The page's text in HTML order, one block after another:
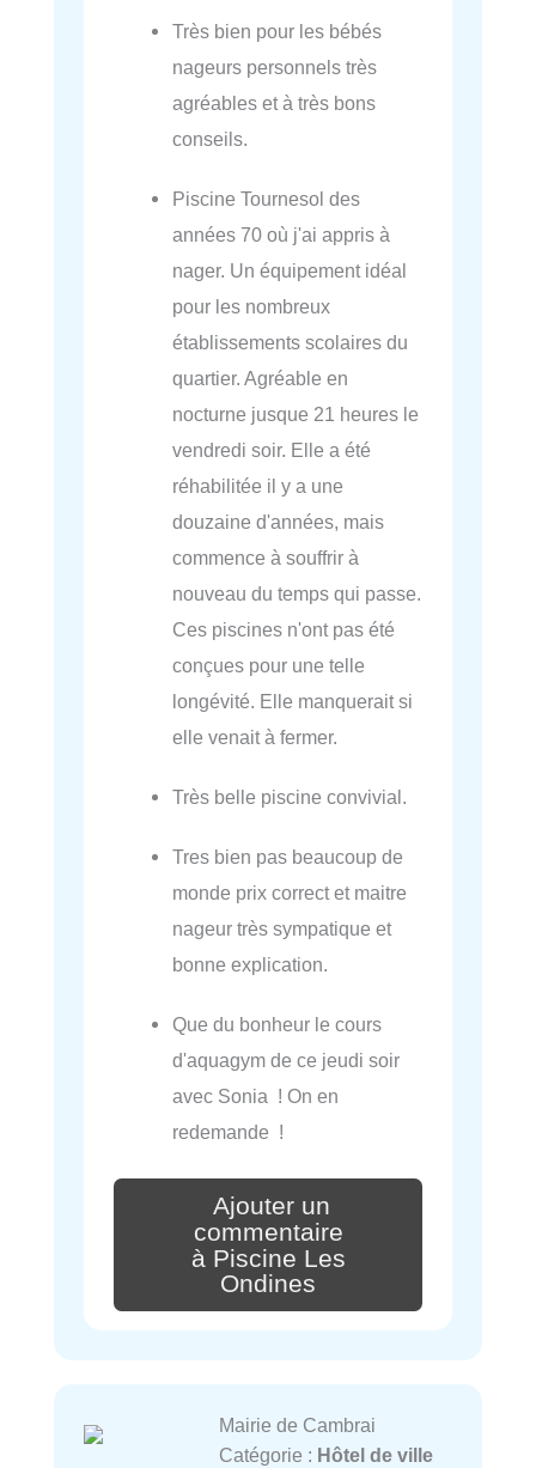
Très bien pour les bébés
nageurs personnels très
agréables et à très bons
conseils.
Piscine Tournesol des
années 70 où j'ai appris à
nager. Un équipement idéal
pour les nombreux
établissements scolaires du
quartier. Agréable en
nocturne jusque 21 heures le
vendredi soir. Elle a été
réhabilitée il y a une
douzaine d'années, mais
commence à souffrir à
nouveau du temps qui passe.
Ces piscines n'ont pas été
conçues pour une telle
longévité. Elle manquerait si
elle venait à fermer.
Très belle piscine convivial.
Tres bien pas beaucoup de
monde prix correct et maitre
nageur très sympatique et
bonne explication.
Que du bonheur le cours
d'aquagym de ce jeudi soir
avec Sonia ! On en
redemande !
Ajouter un
commentaire
à Piscine Les
Ondines
Mairie de Cambrai
Catégorie : Hôtel de ville